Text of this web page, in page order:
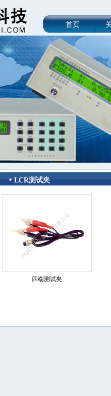
首页
LCR测试夹
四端测试夹